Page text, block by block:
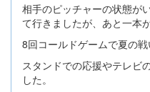
相手のピッチャーの状態が
て行きましたが、あと一本
8回コールドゲームで夏の戦
スタンドでの応援やテレビ
した。